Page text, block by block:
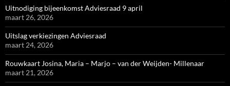
Uitnodiging bijeenkomst Adviesraad 9 april
maart 26, 2026
Uitslag verkiezingen Adviesraad
maart 24, 2026
Rouwkaart Josina, Maria – Marjo – van der Weijden- Millenaar
maart 21, 2026